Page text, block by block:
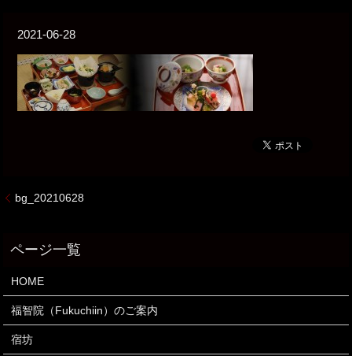
2021-06-28
bg_20210628
HOME
福智院（Fukuchiin）のご案内
宿坊